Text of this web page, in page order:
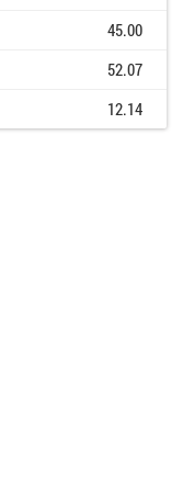
45.00
52.07
12.14